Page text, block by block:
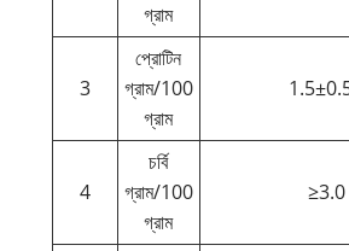
গ্রাম
3
প্রোটিন
গ্রাম/100
গ্রাম
4
চর্বি
গ্রাম/100
গ্রাম
≥3.0